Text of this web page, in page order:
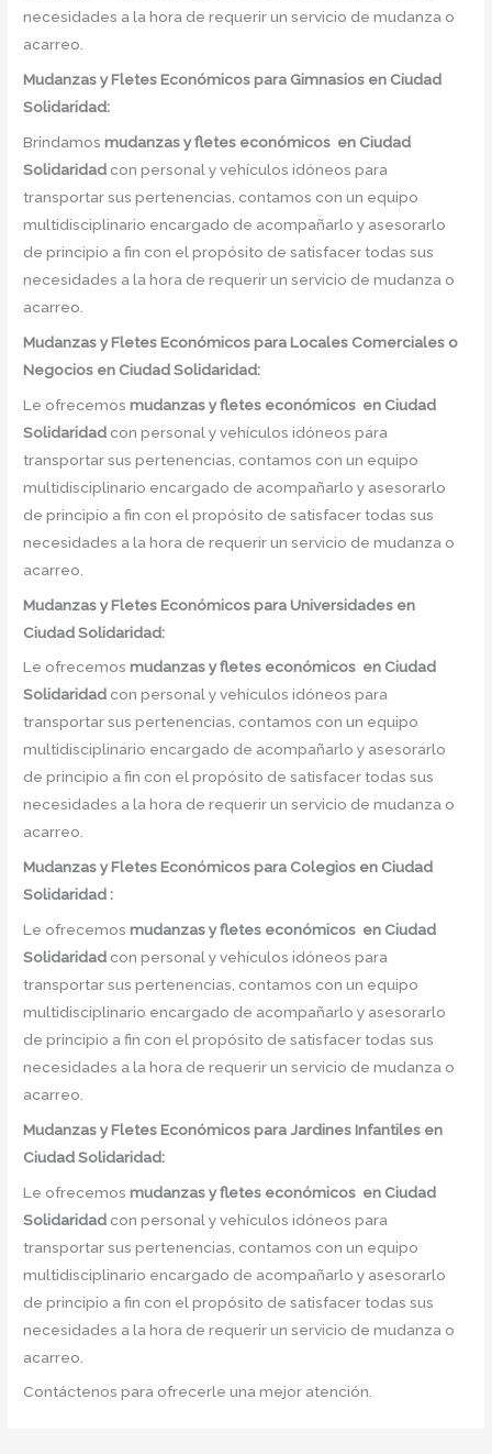
necesidades a la hora de requerir un servicio de mudanza o
acarreo.
Mudanzas y Fletes Económicospara Gimnasios en Ciudad
Solidaridad:
Brindamosmudanzas y fletes económicos en Ciudad
Solidaridad con personal y vehículos idóneos para
transportar sus pertenencias, contamos con un equipo
multidisciplinario encargado de acompañarlo y asesorarlo
de principio a fin con el propósito de satisfacer todas sus
necesidades a la hora de requerir un servicio de mudanza o
acarreo.
Mudanzas y Fletes Económicospara Locales Comerciales o
Negocios en Ciudad Solidaridad:
Le ofrecemosmudanzas y fletes económicos en Ciudad
Solidaridad con personal y vehículos idóneos para
transportar sus pertenencias, contamos con un equipo
multidisciplinario encargado de acompañarlo y asesorarlo
de principio a fin con el propósito de satisfacer todas sus
necesidades a la hora de requerir un servicio de mudanza o
acarreo.
Mudanzas y Fletes Económicospara Universidades en
Ciudad Solidaridad:
Le ofrecemosmudanzas y fletes económicos en Ciudad
Solidaridad con personal y vehículos idóneos para
transportar sus pertenencias, contamos con un equipo
multidisciplinario encargado de acompañarlo y asesorarlo
de principio a fin con el propósito de satisfacer todas sus
necesidades a la hora de requerir un servicio de mudanza o
acarreo.
Mudanzas y Fletes Económicospara Colegios en Ciudad
Solidaridad :
Le ofrecemosmudanzas y fletes económicos en Ciudad
Solidaridad con personal y vehículos idóneos para
transportar sus pertenencias, contamos con un equipo
multidisciplinario encargado de acompañarlo y asesorarlo
de principio a fin con el propósito de satisfacer todas sus
necesidades a la hora de requerir un servicio de mudanza o
acarreo.
Mudanzas y Fletes Económicos para Jardines Infantiles en
Ciudad Solidaridad:
Le ofrecemosmudanzas y fletes económicos en Ciudad
Solidaridad con personal y vehículos idóneos para
transportar sus pertenencias, contamos con un equipo
multidisciplinario encargado de acompañarlo y asesorarlo
de principio a fin con el propósito de satisfacer todas sus
necesidades a la hora de requerir un servicio de mudanza o
acarreo.
Contáctenos para ofrecerle una mejor atención.